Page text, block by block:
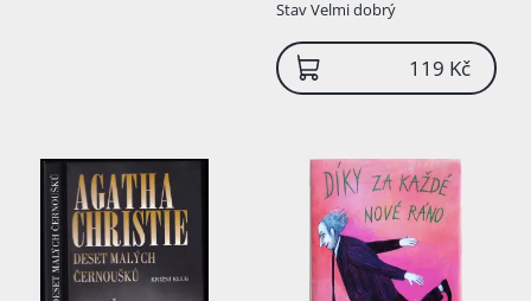
StavVelmi dobrý
119 Kč